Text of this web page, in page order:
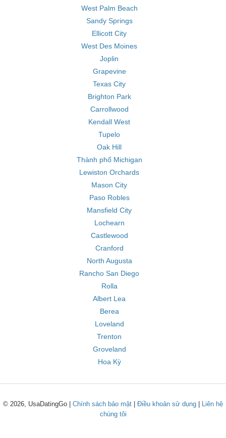
West Palm Beach
Sandy Springs
Ellicott City
West Des Moines
Joplin
Grapevine
Texas City
Brighton Park
Carrollwood
Kendall West
Tupelo
Oak Hill
Thành phố Michigan
Lewiston Orchards
Mason City
Paso Robles
Mansfield City
Lochearn
Castlewood
Cranford
North Augusta
Rancho San Diego
Rolla
Albert Lea
Berea
Loveland
Trenton
Groveland
Hoa Kỳ
© 2026, UsaDatingGo | Chính sách bảo mật Điều khoản sử dụng
Liên hệ
chúng tôi